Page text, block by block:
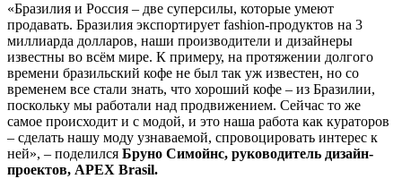
«Бразилия и Россия – две суперсилы, которые умеют
продавать. Бразилия экспортирует fashion-продуктов на 3
миллиарда долларов, наши производители и дизайнеры
известны во всём мире. К примеру, на протяжении долгого
времени бразильский кофе не был так уж известен, но со
временем все стали знать, что хороший кофе – из Бразилии,
поскольку мы работали над продвижением. Сейчас то же
самое происходит и с модой, и это наша работа как кураторов
– сделать нашу моду узнаваемой, спровоцировать интерес к
ней», – поделился Бруно Симойнс, руководитель дизайн-
проектов, APEX Brasil.